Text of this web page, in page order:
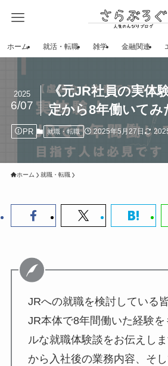
ホーム 就活・転職 雑学 金融関連
《元JR社員の実体
定から8年働いてみ
2025
6/07
PR 就職・転職 2025年5月27日
ホーム 就職・転職
JRへの就職を検討している
JR本体で8年間働いた経験
ルな就職体験談をお伝えし
から入社後の業務内容、そ